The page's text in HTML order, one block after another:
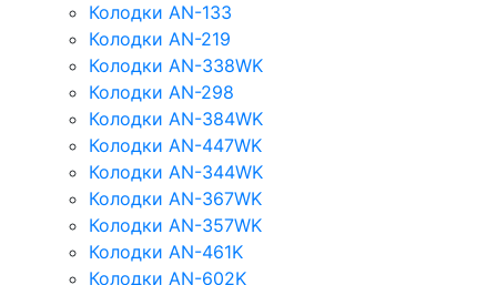
Колодки AN-133
Колодки AN-219
Колодки AN-338WK
Колодки AN-298
Колодки AN-384WK
Колодки AN-447WK
Колодки AN-344WK
Колодки AN-367WK
Колодки AN-357WK
Колодки AN-461K
Колодки AN-602K